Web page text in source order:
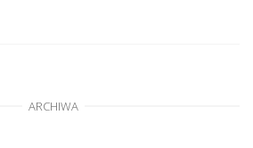
ARCHIWA